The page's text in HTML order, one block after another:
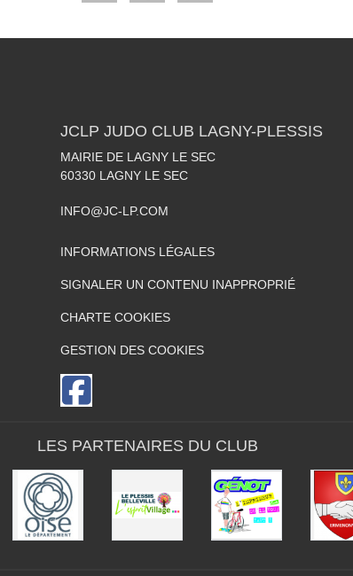
JCLP JUDO CLUB LAGNY-PLESSIS
MAIRIE DE LAGNY LE SEC
60330 LAGNY LE SEC
INFO@JC-LP.COM
INFORMATIONS LÉGALES
SIGNALER UN CONTENU INAPPROPRIÉ
CHARTE COOKIES
GESTION DES COOKIES
LES PARTENAIRES DU CLUB